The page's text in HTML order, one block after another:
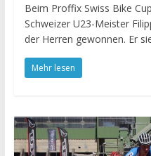
Beim Proffix Swiss Bike
Schweizer U23-Meister
der Herren gewonnen. Er
Mehr lesen